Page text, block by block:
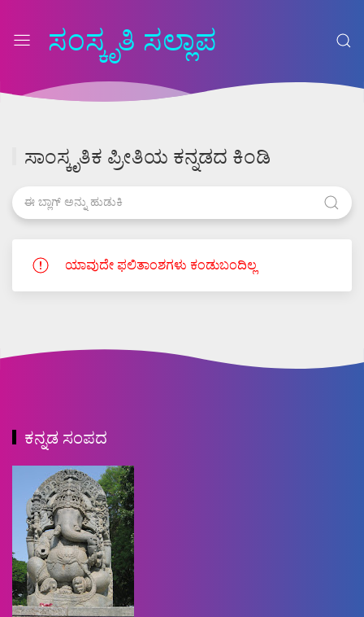
ಸಂಸ್ಕೃತಿ ಸಲ್ಲಾಪ
ಸಾಂಸ್ಕೃತಿಕ ಪ್ರೀತಿಯ ಕನ್ನಡದ ಕಿಂಡಿ
ಯಾವುದೇ ಫಲಿತಾಂಶಗಳು ಕಂಡುಬಂದಿಲ್ಲ
ಕನ್ನಡ ಸಂಪದ